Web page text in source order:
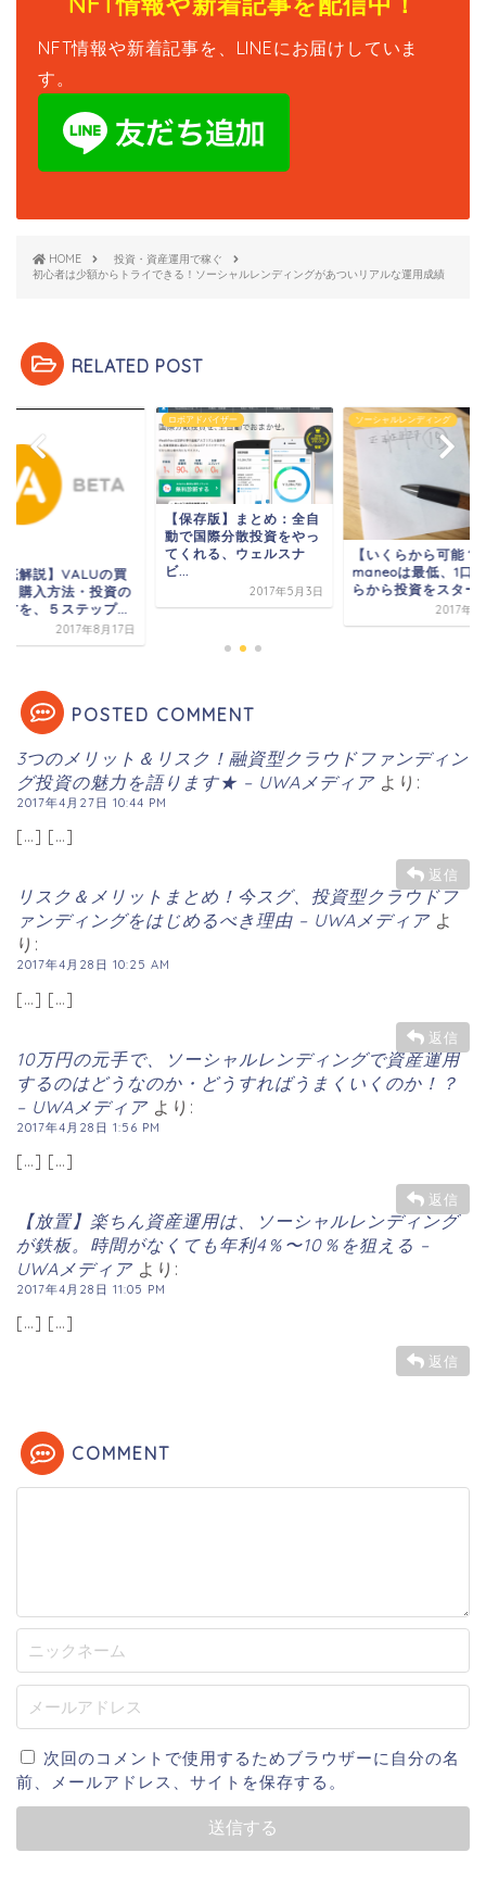
NFT情報や新着記事を、LINEにお届けしていま
す。
HOME
投資・資産運用で稼ぐ
初心者は少額からトライできる！ソーシャルレンディングがあついリアルな運用成績
RELATED POST
底解説】VALUの買
・購入方法・投資の
を、５ステップ...
2017年8月17日
ロボアドバイザー
【保存版】まとめ：全自
動で国際分散投資をやっ
てくれる、ウェルスナ
ビ...
2017年5月3日
ソーシャルレンディング
【いくらから可能？
maneoは最低、1口
らから投資をスター
2017年5
POSTED COMMENT
3つのメリット＆リスク！融資型クラウドファンディン
グ投資の魅力を語ります★ – UWAメディア より:
2017年4月27日 10:44 PM
[…] […]
返信
リスク＆メリットまとめ！今スグ、投資型クラウドフ
ァンディングをはじめるべき理由 – UWAメディア よ
り:
2017年4月28日 10:25 AM
[…] […]
返信
10万円の元手で、ソーシャルレンディングで資産運用
するのはどうなのか・どうすればうまくいくのか！？
– UWAメディア より:
2017年4月28日 1:56 PM
[…] […]
返信
【放置】楽ちん資産運用は、ソーシャルレンディング
が鉄板。時間がなくても年利4％〜10％を狙える –
UWAメディア より:
2017年4月28日 11:05 PM
[…] […]
返信
COMMENT
次回のコメントで使用するためブラウザーに自分の名
前、メールアドレス、サイトを保存する。